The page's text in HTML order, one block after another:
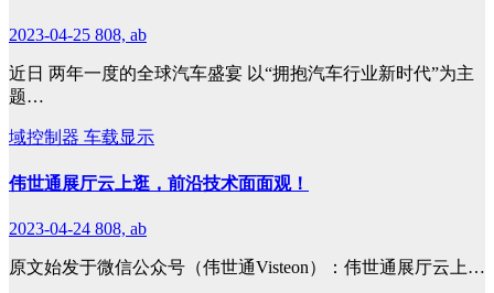
2023-04-25 808, ab
近日 两年一度的全球汽车盛宴 以“拥抱汽车行业新时代”为主
题…
域控制器 车载显示
伟世通展厅云上逛，前沿技术面面观！
2023-04-24 808, ab
原文始发于微信公众号（伟世通Visteon）：伟世通展厅云上…